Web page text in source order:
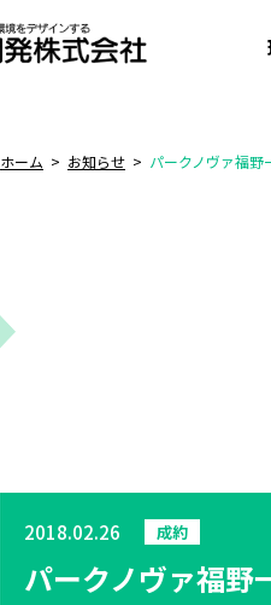
ホーム お知らせ パークノヴァ福野
2018.02.26 成約
パークノヴァ福野